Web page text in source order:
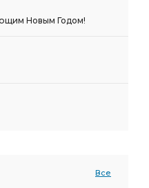
Новым Годом!
Все